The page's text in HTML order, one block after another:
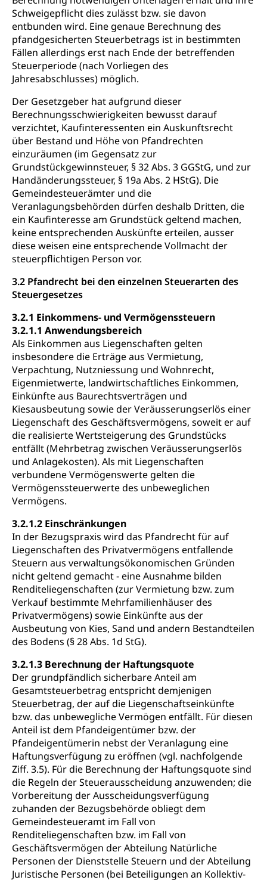
Schweigepflicht dies zulässt bzw. sie davon
entbunden wird. Eine genaue Berechnung des
pfandgesicherten Steuerbetrags ist in bestimmten
Fällen allerdings erst nach Ende der betreffenden
Steuerperiode (nach Vorliegen des
Jahresabschlusses) möglich.
Der Gesetzgeber hat aufgrund dieser
Berechnungsschwierigkeiten bewusst darauf
verzichtet, Kaufinteressenten ein Auskunftsrecht
über Bestand und Höhe von Pfandrechten
einzuräumen (im Gegensatz zur
Grundstückgewinnsteuer, § 32 Abs. 3 GGStG, und zur
Handänderungssteuer, § 19a Abs. 2 HStG). Die
Gemeindesteuerämter und die
Veranlagungsbehörden dürfen deshalb Dritten, die
ein Kaufinteresse am Grundstück geltend machen,
keine entsprechenden Auskünfte erteilen, ausser
diese weisen eine entsprechende Vollmacht der
steuerpflichtigen Person vor.
3.2 Pfandrecht bei den einzelnen Steuerarten des
Steuergesetzes
3.2.1 Einkommens- und Vermögenssteuern
3.2.1.1 Anwendungsbereich
Als Einkommen aus Liegenschaften gelten
insbesondere die Erträge aus Vermietung,
Verpachtung, Nutzniessung und Wohnrecht,
Eigenmietwerte, landwirtschaftliches Einkommen,
Einkünfte aus Baurechtsverträgen und
Kiesausbeutung sowie der Veräusserungserlös einer
Liegenschaft des Geschäftsvermögens, soweit er auf
die realisierte Wertsteigerung des Grundstücks
entfällt (Mehrbetrag zwischen Veräusserungserlös
und Anlagekosten). Als mit Liegenschaften
verbundene Vermögenswerte gelten die
Vermögenssteuerwerte des unbeweglichen
Vermögens.
3.2.1.2 Einschränkungen
In der Bezugspraxis wird das Pfandrecht für auf
Liegenschaften des Privatvermögens entfallende
Steuern aus verwaltungsökonomischen Gründen
nicht geltend gemacht - eine Ausnahme bilden
Renditeliegenschaften (zur Vermietung bzw. zum
Verkauf bestimmte Mehrfamilienhäuser des
Privatvermögens) sowie Einkünfte aus der
Ausbeutung von Kies, Sand und andern Bestandteilen
des Bodens (§ 28 Abs. 1d StG).
3.2.1.3 Berechnung der Haftungsquote
Der grundpfändlich sicherbare Anteil am
Gesamtsteuerbetrag entspricht demjenigen
Steuerbetrag, der auf die Liegenschaftseinkünfte
bzw. das unbewegliche Vermögen entfällt. Für diesen
Anteil ist dem Pfandeigentümer bzw. der
Pfandeigentümerin nebst der Veranlagung eine
Haftungsverfügung zu eröffnen (vgl. nachfolgende
Ziff. 3.5). Für die Berechnung der Haftungsquote sind
die Regeln der Steuerausscheidung anzuwenden; die
Vorbereitung der Ausscheidungsverfügung
zuhanden der Bezugsbehörde obliegt dem
Gemeindesteueramt im Fall von
Renditeliegenschaften bzw. im Fall von
Geschäftsvermögen der Abteilung Natürliche
Personen der Dienststelle Steuern und der Abteilung
Juristische Personen (bei Beteiligungen an Kollektiv-